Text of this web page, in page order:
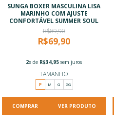
SUNGA BOXER MASCULINA LISA
MARINHO COM AJUSTE
CONFORTÁVEL SUMMER SOUL
R$89,90
R$69,90
2x de R$34,95 sem juros
TAMANHO
P M G GG
VER PRODUTO